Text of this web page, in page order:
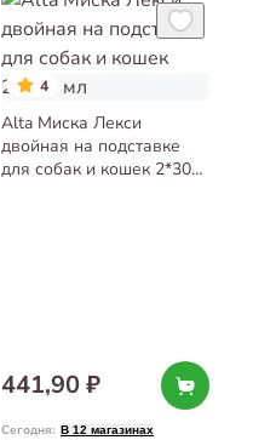
4
Alta Миска Лекси
двойная на подставке
для собак и кошек 2*300
441,90 ₽
Сегодня: В 12 магазинах